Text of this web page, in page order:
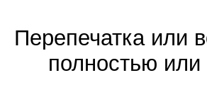
Перепечатка или
полностью или